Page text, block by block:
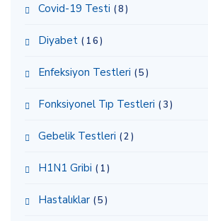
Covid-19 Testi (8)
Diyabet (16)
Enfeksiyon Testleri (5)
Fonksiyonel Tıp Testleri (3)
Gebelik Testleri (2)
H1N1 Gribi (1)
Hastalıklar (5)